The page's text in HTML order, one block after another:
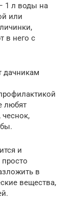
1 л воды на
или
в него с
дачникам
любят
и
в
вещества,